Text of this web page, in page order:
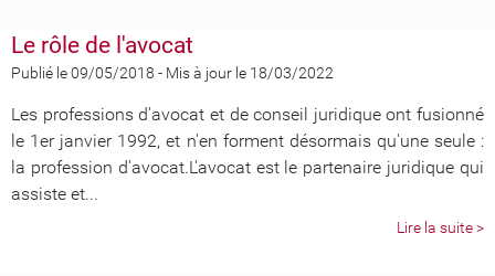
Le rôle de l'avocat
Publié le 09/05/2018 - Mis à jour le 18/03/2022
Les professions d'avocat et de conseil juridique ont fusionné
le 1er janvier 1992, et n'en forment désormais qu'une seule :
la profession d'avocat.L'avocat est le partenaire juridique qui
assiste et...
Lire la suite >